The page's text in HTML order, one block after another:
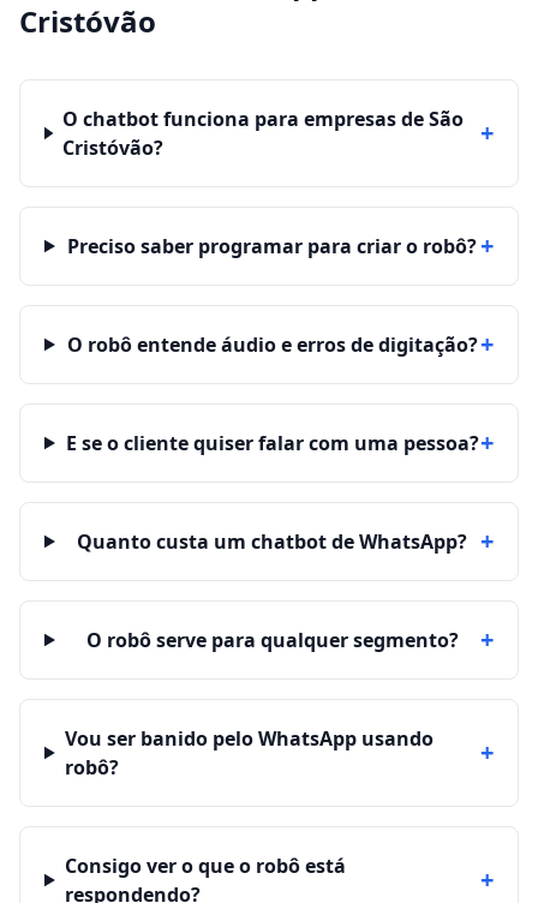
Cristóvão
O chatbot funciona para empresas de São
Cristóvão?
+
Preciso saber programar para criar o robô?+
O robô entende áudio e erros de digitação?+
E se o cliente quiser falar com uma pessoa?+
Quanto custa um chatbot de WhatsApp? +
O robô serve para qualquer segmento? +
Vou ser banido pelo WhatsApp usando
robô?
+
Consigo ver o que o robô está
respondendo?
+